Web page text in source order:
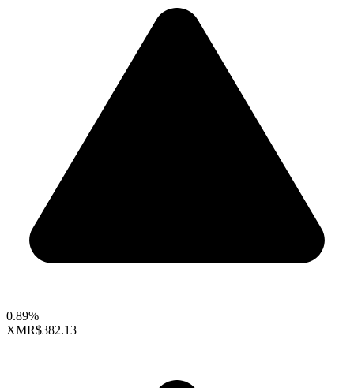
0.89%
XMR$382.13